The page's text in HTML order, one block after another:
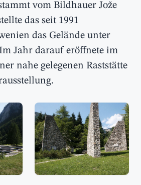
vom Bildhauer Jože
das seit 1991
das Gelände unter
Jahr darauf eröffnete im
nahe gelegenen Raststätte